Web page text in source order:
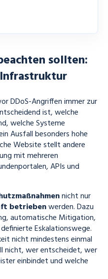
sollten:
DDoS-Angriffen immer zur
ist, welche
welche Systeme
Ausfall besonders hohe
Website stellt andere
mit mehreren
APIs und
nicht nur
betriebenwerden. Dazu
automatische Mitigation,
Eskalationswege.
nicht mindestens einmal
nicht, wer entscheidet, wer
einbindet und welche